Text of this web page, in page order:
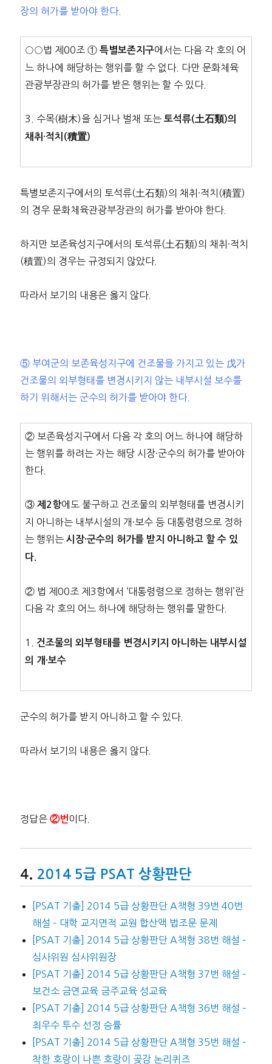
장의 허가를 받아야 한다.
○○법 제00조 ① 특별보존지구에서는 다음 각 호의 어
느 하나에 해당하는 행위를 할 수 없다. 다만 문화체육
관광부장관의 허가를 받은 행위는 할 수 있다.
3. 수목(樹木)을 심거나 벌채 또는 토석류(土石類)의
채취·적치(積置)
특별보존지구에서의 토석류(土石類)의 채취·적치(積置)
의 경우 문화체육관광부장관의 허가를 받아야 한다.
하지만 보존육성지구에서의 토석류(土石類)의 채취·적치
(積置)의 경우는 규정되지 않았다.
따라서 보기의 내용은 옳지 않다.
⑤ 부여군의 보존육성지구에 건조물을 가지고 있는 戊가
건조물의 외부형태를 변경시키지 않는 내부시설 보수를
하기 위해서는 군수의 허가를 받아야 한다.
② 보존육성지구에서 다음 각 호의 어느 하나에 해당하
는 행위를 하려는 자는 해당 시장·군수의 허가를 받아야
한다.
③ 제2항에도 불구하고 건조물의 외부형태를 변경시키
지 아니하는 내부시설의 개·보수 등 대통령령으로 정하
는 행위는 시장·군수의 허가를 받지 아니하고 할 수 있
다.
② 법 제00조 제3항에서 ‘대통령령으로 정하는 행위’란
다음 각 호의 어느 하나에 해당하는 행위를 말한다.
1.
건조물의 외부형태를 변경시키지 아니하는 내부시설
의 개·보수
군수의 허가를 받지 아니하고 할 수 있다.
따라서 보기의 내용은 옳지 않다.
정답은②번 이다.
2014 5급 PSAT 상황판단
[PSAT 기출] 2014 5급 상황판단 A책형 39번 40번
해설 – 대학 교지면적 교원 합산액 법조문 문제
[PSAT 기출] 2014 5급 상황판단 A책형 38번 해설 –
심사위원 심사위원장
[PSAT 기출] 2014 5급 상황판단 A책형 37번 해설 –
보건소 금연교육 금주교육 성교육
[PSAT 기출] 2014 5급 상황판단 A책형 36번 해설 –
최우수 투수 선정 승률
[PSAT 기출] 2014 5급 상황판단 A책형 35번 해설 –
착한 호랑이 나쁜 호랑이 곶감 논리퀴즈